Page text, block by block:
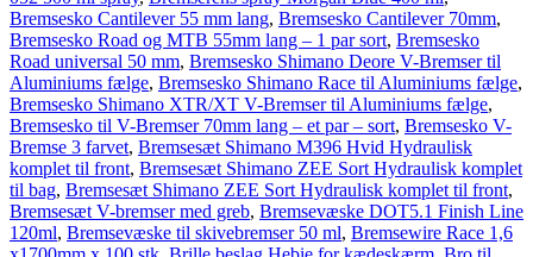
Bremsesko Cantilever 55 mm lang, Bremsesko Cantilever 70mm,
Bremsesko Road og MTB 55mm lang – 1 par sort, Bremsesko
Road universal 50 mm, Bremsesko Shimano Deore V-Bremser til
Aluminiums fælge, Bremsesko Shimano Race til Aluminiums fælge,
Bremsesko Shimano XTR/XT V-Bremser til Aluminiums fælge,
Bremsesko til V-Bremser 70mm lang – et par – sort, Bremsesko V-
Bremse 3 farvet, Bremsesæt Shimano M396 Hvid Hydraulisk
komplet til front, Bremsesæt Shimano ZEE Sort Hydraulisk komplet
til bag, Bremsesæt Shimano ZEE Sort Hydraulisk komplet til front,
Bremsesæt V-bremser med greb, Bremsevæske DOT5.1 Finish Line
120ml, Bremsevæske til skivebremser 50 ml, Bremsewire Race 1,6